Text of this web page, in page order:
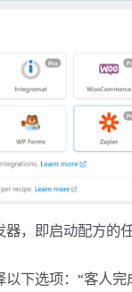
，即启动配方的任
下选项：“客人